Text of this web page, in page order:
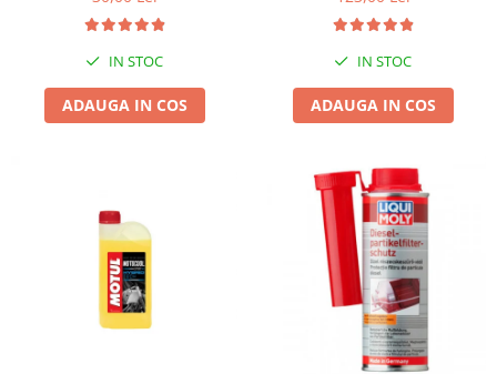
IN STOC
ADAUGA IN COS
IN STOC
ADAUGA IN COS